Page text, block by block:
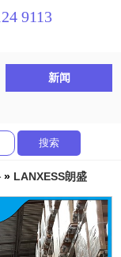
9113
新闻
» LANXESS朗盛